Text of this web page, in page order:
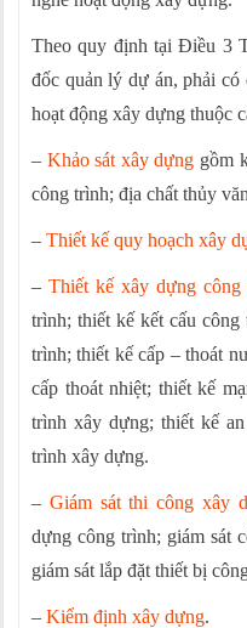
Theo quy định tại Điều 3
đốc quản lý dự án, phải
hoạt động xây dựng thuộc
– Khảo sát xây dựng gồm
công trình; địa chất thủy
– Thiết kế quy hoạch xây
– Thiết kế xây dựng công
trình; thiết kế kết cấu
trình; thiết kế cấp – thoát
cấp thoát nhiệt; thiết kế
trình xây dựng; thiết kế
trình xây dựng.
– Giám sát thi công xây
dựng công trình; giám sát
giám sát lắp đặt thiết bị
– Kiểm định xây dựng.